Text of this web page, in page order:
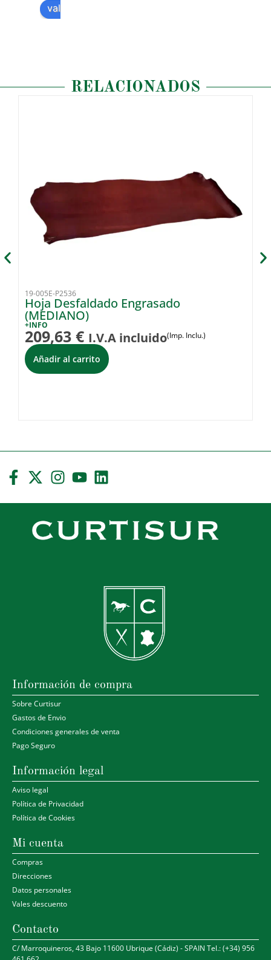
valóranos en
RELACIONADOS
19-005E-P2536
Hoja Desfaldado Engrasado
(MEDIANO)
+INFO
209,63 € I.V.A incluido(Imp. Inclu.)
Añadir al carrito
Información de compra
Sobre Curtisur
Gastos de Envio
Condiciones generales de venta
Pago Seguro
Información legal
Aviso legal
Política de Privacidad
Política de Cookies
Mi cuenta
Compras
Direcciones
Datos personales
Vales descuento
Contacto
C/ Marroquineros, 43 Bajo 11600 Ubrique (Cádiz) - SPAIN Tel.: (+34) 956